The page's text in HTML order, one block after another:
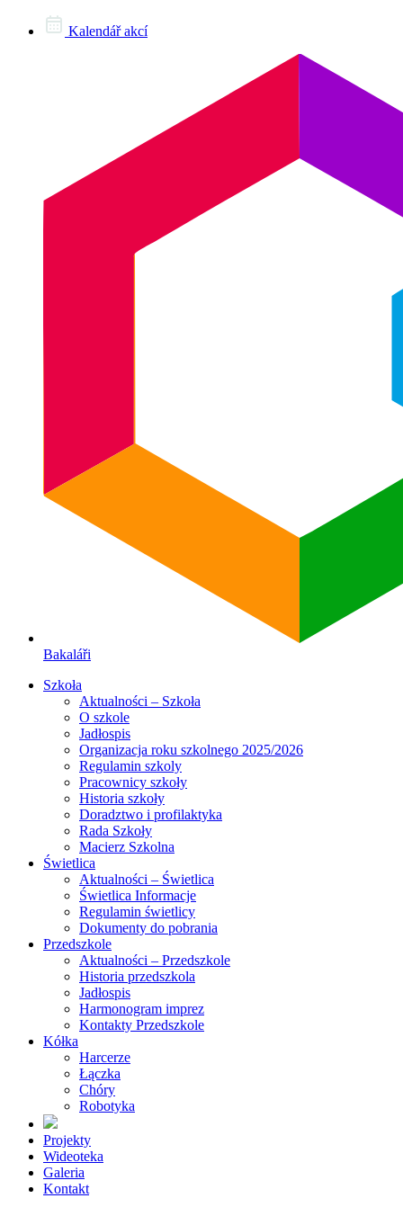
Kalendář akcí
Bakaláři
Szkoła
Aktualności – Szkoła
O szkole
Jadłospis
Organizacja roku szkolnego 2025/2026
Regulamin szkoly
Pracownicy szkoły
Historia szkoły
Doradztwo i profilaktyka
Rada Szkoły
Macierz Szkolna
Świetlica
Aktualności – Świetlica
Świetlica Informacje
Regulamin świetlicy
Dokumenty do pobrania
Przedszkole
Aktualności – Przedszkole
Historia przedszkola
Jadłospis
Harmonogram imprez
Kontakty Przedszkole
Kółka
Harcerze
Łączka
Chóry
Robotyka
Projekty
Wideoteka
Galeria
Kontakt